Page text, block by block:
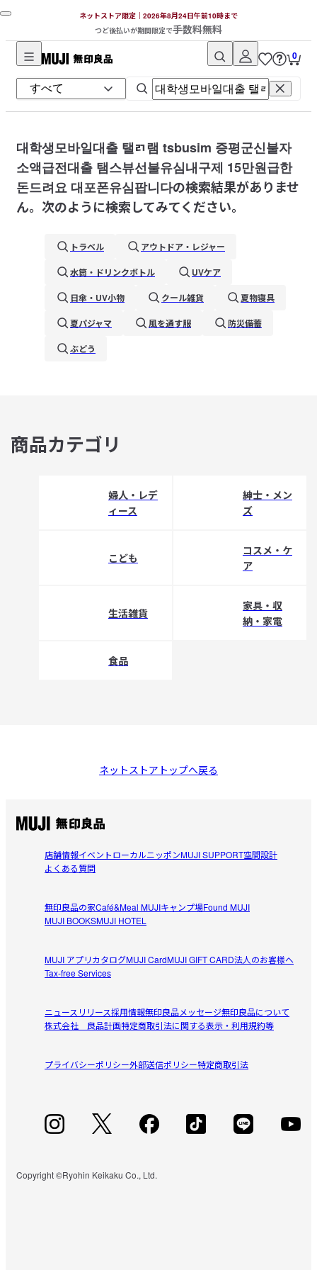
ネットストア限定｜2026年8月24日午前10時まで
つど後払いが期間限定で手数料無料
無
印
良
ネ
ッ
ト
ス
ト
0
대학생모바일대출 탤ㄺ램 tsbusim 증평군신불자
소액급전대출 탬스뷰선불유심내구제 15만원급한
돈드려요 대포폰유심팝니다の検索結果がありませ
ん。次のように検索してみてください。
トラベル
アウトドア・レジャー
水筒・ドリンクボトル
UVケア
日傘・UV小物
クール雑貨
夏物寝具
夏パジャマ
風を通す服
防災備蓄
ぶどう
商品カテゴリ
婦人・レデ
ィース
紳士・メン
ズ
こども
コスメ・ケ
ア
生活雑貨
家具・収
納・家電
食品
ネットストアトップへ戻る
店舗情報イベントローカルニッポンMUJI SUPPORT空間設計
よくある質問
無印良品の家Café&Meal MUJIキャンプ場Found MUJI
MUJI BOOKSMUJI HOTEL
MUJI アプリカタログMUJI CardMUJI GIFT CARD法人のお客様へ
Tax-free Services
ニュースリリース採用情報無印良品メッセージ無印良品について
株式会社 良品計画特定商取引法に関する表示・利用規約等
プライバシーポリシー外部送信ポリシー特定商取引法
Copyright ©Ryohin Keikaku Co., Ltd.